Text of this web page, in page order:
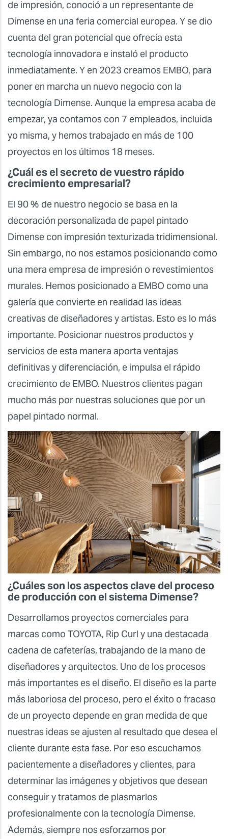
de impresión, conoció a un representante de
Dimense en una feria comercial europea. Y se dio
cuenta del gran potencial que ofrecía esta
tecnología innovadora e instaló el producto
inmediatamente. Y en 2023 creamos EMBO, para
poner en marcha un nuevo negocio con la
tecnología Dimense. Aunque la empresa acaba de
empezar, ya contamos con 7 empleados, incluida
yo misma, y hemos trabajado en más de 100
proyectos en los últimos 18 meses.
¿Cuál es el secreto de vuestro rápido
crecimiento empresarial?
El 90 % de nuestro negocio se basa en la
decoración personalizada de papel pintado
Dimense con impresión texturizada tridimensional.
Sin embargo, no nos estamos posicionando como
una mera empresa de impresión o revestimientos
murales. Hemos posicionado a EMBO como una
galería que convierte en realidad las ideas
creativas de diseñadores y artistas. Esto es lo más
importante. Posicionar nuestros productos y
servicios de esta manera aporta ventajas
definitivas y diferenciación, e impulsa el rápido
crecimiento de EMBO. Nuestros clientes pagan
mucho más por nuestras soluciones que por un
papel pintado normal.
¿Cuáles son los aspectos clave del proceso
de producción con el sistema Dimense?
Desarrollamos proyectos comerciales para
marcas como TOYOTA, Rip Curl y una destacada
cadena de cafeterías, trabajando de la mano de
diseñadores y arquitectos. Uno de los procesos
más importantes es el diseño. El diseño es la parte
más laboriosa del proceso, pero el éxito o fracaso
de un proyecto depende en gran medida de que
nuestras ideas se ajusten al resultado que desea el
cliente durante esta fase. Por eso escuchamos
pacientemente a diseñadores y clientes, para
determinar las imágenes y objetivos que desean
conseguir y tratamos de plasmarlos
profesionalmente con la tecnología Dimense.
Además, siempre nos esforzamos por